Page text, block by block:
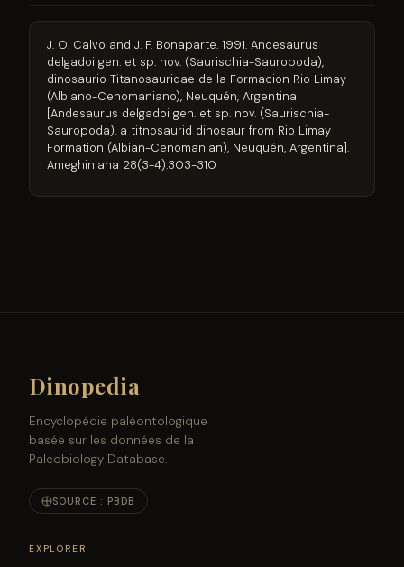
J. O. Calvo and J. F. Bonaparte. 1991. Andesaurus
delgadoi gen. et sp. nov. (Saurischia-Sauropoda),
dinosaurio Titanosauridae de la Formacion Rio Limay
(Albiano-Cenomaniano), Neuquén, Argentina
[Andesaurus delgadoi gen. et sp. nov. (Saurischia-
Sauropoda), a titnosaurid dinosaur from Rio Limay
Formation (Albian-Cenomanian), Neuquén, Argentina].
Ameghiniana 28(3-4):303-310
Dinopedia
Encyclopédie paléontologique
basée sur les données de la
Paleobiology Database.
SOURCE : PBDB
EXPLORER